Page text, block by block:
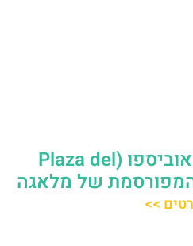
כיכר פלאזה דל אוביספו (Plaza del
>>